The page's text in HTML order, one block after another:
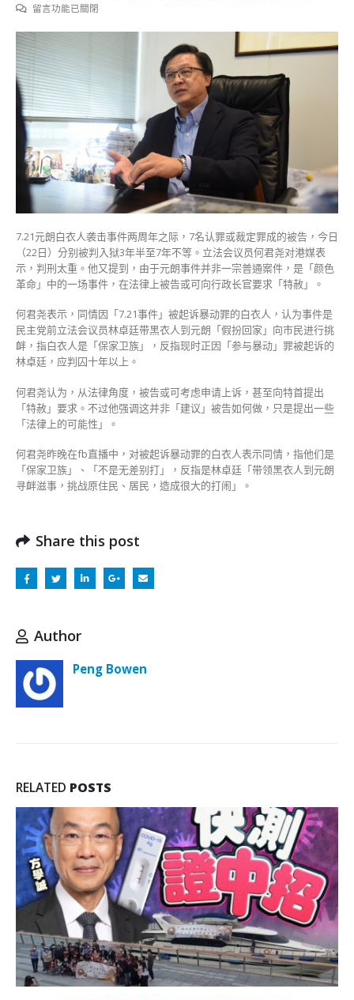
在
朗
721
袭
击
案
何
尧：
判
刑
过
重〉
留言功能已關閉
7.21元朗白衣人袭击事件两周年之际，7名认罪或裁定罪成的被告，今日
（22日）分别被判入狱3年半至7年不等。立法会议员何君尧对港媒表
示，判刑太重。他又提到，由于元朗事件并非一宗普通案件，是「颜色
革命」中的一场事件，在法律上被告或可向行政长官要求「特赦」。
何君尧表示，同情因「7.21事件」被起诉暴动罪的白衣人，认为事件是
民主党前立法会议员林卓廷带黑衣人到元朗「假扮回家」向市民进行挑
衅，指白衣人是「保家卫族」，反指现时正因「参与暴动」罪被起诉的
林卓廷，应判囚十年以上。
何君尧认为，从法律角度，被告或可考虑申请上诉，甚至向特首提出
「特赦」要求。不过他强调这并非「建议」被告如何做，只是提出一些
「法律上的可能性」。
何君尧昨晚在fb直播中，对被起诉暴动罪的白衣人表示同情，指他们是
「保家卫族」、「不是无差别打」，反指是林卓廷「带领黑衣人到元朗
寻衅滋事，挑战原住民、居民，造成很大的打闹」。
Share this post
Author
Peng Bowen
RELATED POSTS